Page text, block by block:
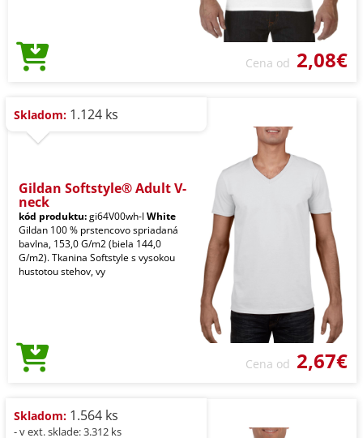
Cena od 2,08€
Skladom: 1.124 ks
Gildan Softstyle® Adult V-
neck
kód produktu:gi64V00wh-l White
Gildan 100 % prstencovo spriadaná
bavlna, 153,0 G/m2 (biela 144,0
G/m2). Tkanina Softstyle s vysokou
hustotou stehov, vy
Cena od 2,67€
Skladom: 1.564 ks
- v ext. sklade: 3.312 ks